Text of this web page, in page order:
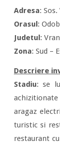
Adresa:
Orasul:
Judetul:
Zona: Sud –
Descriere
Stadiu: se
achizitionate
aragaz
turistic si
restaurant